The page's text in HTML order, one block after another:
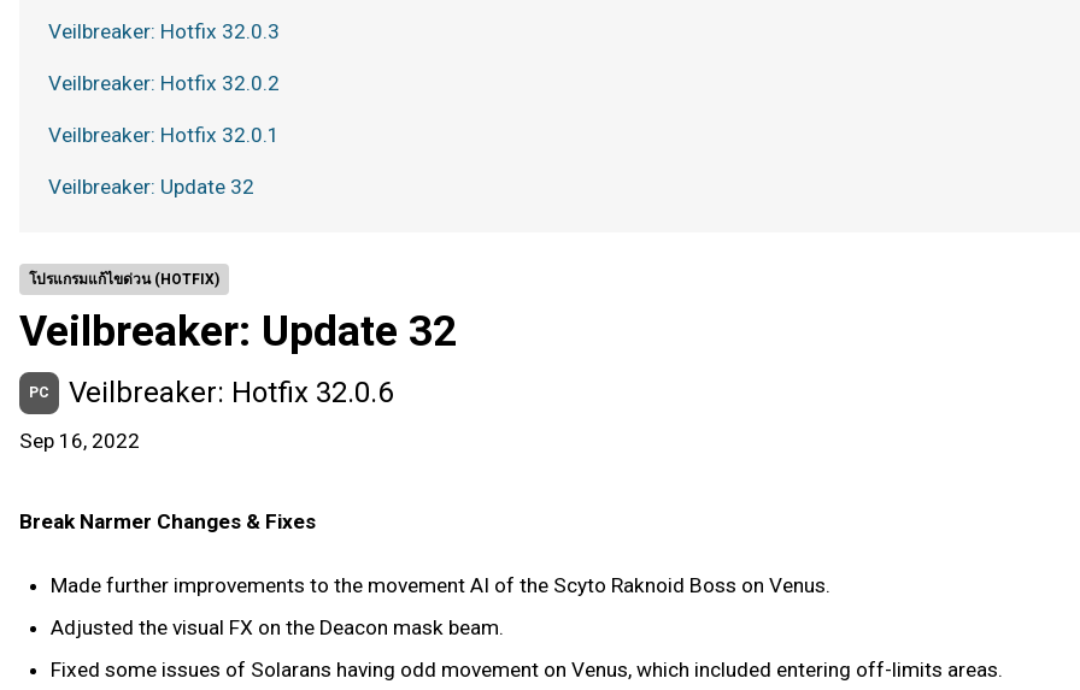
โปรแกรมแก้ไขด่วน (HOTFIX)
Veilbreaker: Update 32
PC Veilbreaker: Hotfix 32.0.6
Sep 16, 2022
Break Narmer Changes & Fixes
Made further improvements to the movement AI of the Scyto Raknoid Boss on Venus.
Adjusted the visual FX on the Deacon mask beam.
Fixed some issues of Solarans having odd movement on Venus, which included entering off-limits areas.
Veilbreaker: Hotfix 32.0.3
Veilbreaker: Hotfix 32.0.2
Veilbreaker: Hotfix 32.0.1
Veilbreaker: Update 32